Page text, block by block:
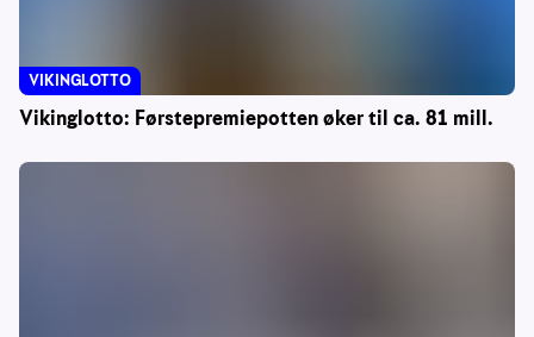
Vikinglotto: Førstepremiepotten øker til ca. 81 mill.
VIKINGLOTTO